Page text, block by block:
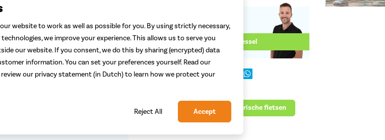
van Sparta
ontspannende tochten of een
Sparta. De e-bikes van Sparta vind je
je mee in een korte geschiedenis
de verschillende modellijnen. De
Geschreven door:
Wessel
Deel dit bericht:
Aankoopadvies
Elektrische fietsen
website to work as well as possible for you. By using strictly necessary,
we improve your experience. This allows us to serve you
our website. If you consent, we do this by sharing (encrypted) data
information. You can set your preferences yourself. Read our
our privacy statement (in Dutch) to learn how we protect your
Reject All Accept